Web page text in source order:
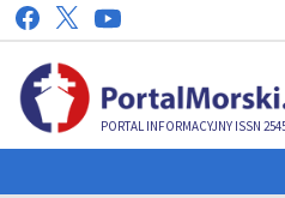
PORTAL INFORMACYJNY ISSN